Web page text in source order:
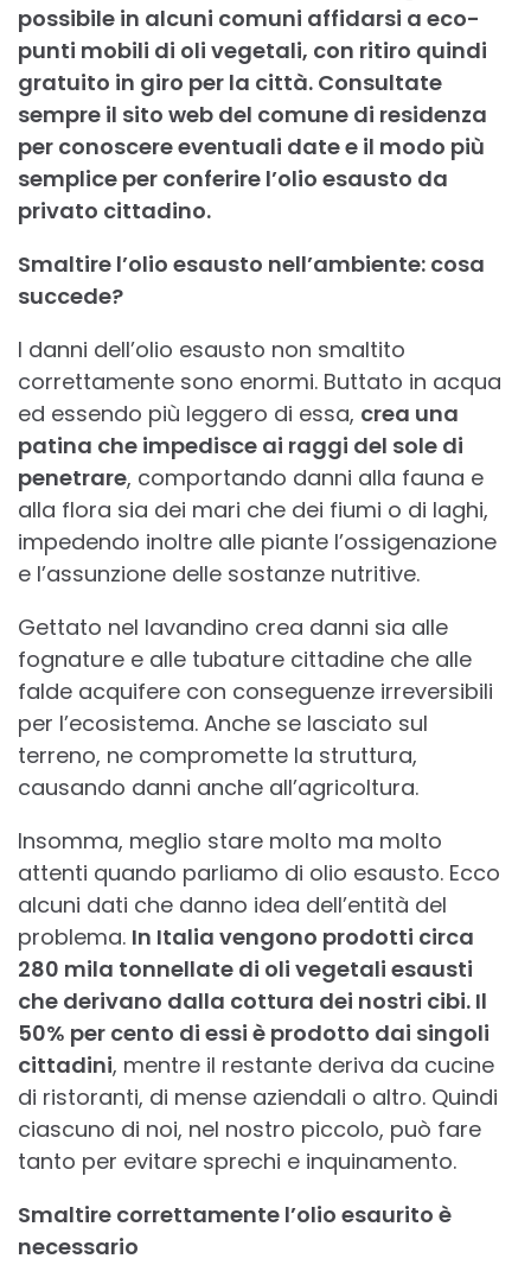
possibile in alcuni comuni affidarsi a eco-
punti mobili di oli vegetali, con ritiro quindi
gratuito in giro per la città. Consultate
sempre il sito web del comune di residenza
per conoscere eventuali date e il modo più
semplice per conferire l’olio esausto da
privato cittadino.
Smaltire l’olio esausto nell’ambiente: cosa
succede?
I danni dell’olio esausto non smaltito
correttamente sono enormi. Buttato in acqua
ed essendo più leggero di essa, crea una
patina che impedisce ai raggi del sole di
penetrare, comportando danni alla fauna e
alla flora sia dei mari che dei fiumi o di laghi,
impedendo inoltre alle piante l’ossigenazione
e l’assunzione delle sostanze nutritive.
Gettato nel lavandino crea danni sia alle
fognature e alle tubature cittadine che alle
falde acquifere con conseguenze irreversibili
per l’ecosistema. Anche se lasciato sul
terreno, ne compromette la struttura,
causando danni anche all’agricoltura.
Insomma, meglio stare molto ma molto
attenti quando parliamo di olio esausto. Ecco
alcuni dati che danno idea dell’entità del
problema. In Italia vengono prodotti circa
280 mila tonnellate di oli vegetali esausti
che derivano dalla cottura dei nostri cibi. Il
50% per cento di essi è prodotto dai singoli
cittadini, mentre il restante deriva da cucine
di ristoranti, di mense aziendali o altro. Quindi
ciascuno di noi, nel nostro piccolo, può fare
tanto per evitare sprechi e inquinamento.
Smaltire correttamente l’olio esaurito è
necessario